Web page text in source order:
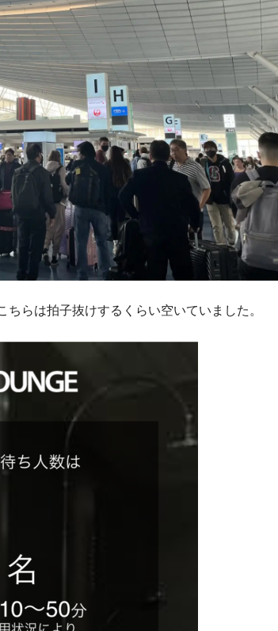
らは拍子抜けするくらい空いていました。